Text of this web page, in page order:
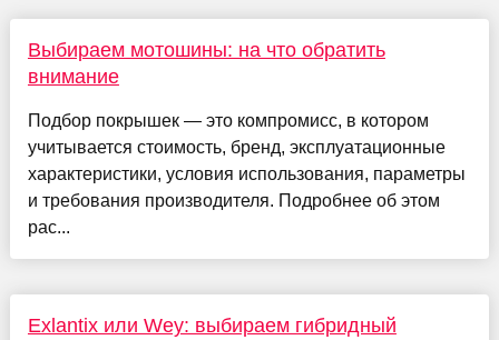
Выбираем мотошины: на что обратить
внимание
Подбор покрышек — это компромисс, в котором
учитывается стоимость, бренд, эксплуатационные
характеристики, условия использования, параметры
и требования производителя. Подробнее об этом
рас...
Exlantix или Wey: выбираем гибридный